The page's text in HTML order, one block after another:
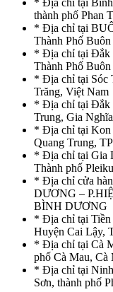
thành phố Phan
* Địa chỉ tại
Thành Phố
* Địa chỉ tại Đắk
Thành Phố
* Địa chỉ tại Sóc
Trăng, Việt Nam
* Địa chỉ tại Đắk
Trung, Gia
* Địa chỉ tại Kon
Quang Trung,
* Địa chỉ tại Gia
Thành phố
* Địa chỉ cửa
DƯƠNG –
BÌNH DƯƠNG
* Địa chỉ tại Tiền
Huyện Cai Lậy,
* Địa chỉ tại Cà
phố Cà Mau, Cà
* Địa chỉ tại
Sơn, thành phố